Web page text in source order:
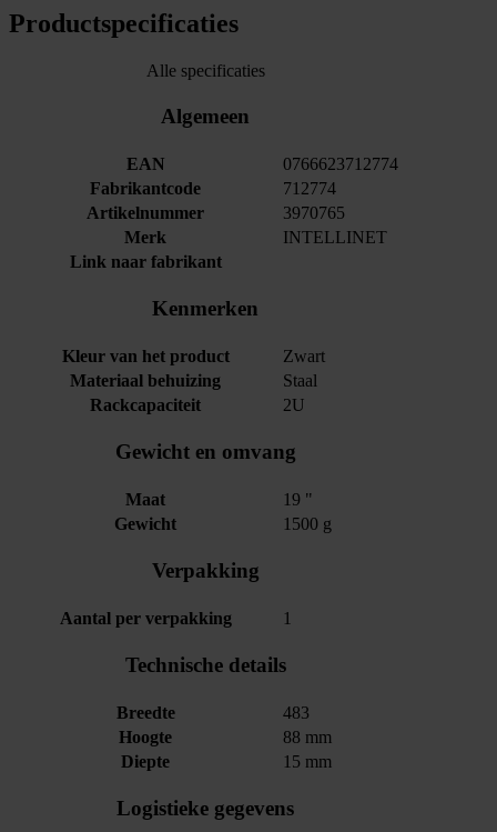
Productspecificaties
Alle specificaties
Algemeen
EAN
0766623712774
Fabrikantcode
712774
Artikelnummer
3970765
Merk
INTELLINET
Link naar fabrikant
Kenmerken
Kleur van het product
Zwart
Materiaal behuizing
Staal
Rackcapaciteit
2U
Gewicht en omvang
Maat
19 "
Gewicht
1500 g
Verpakking
Aantal per verpakking 1
Technische details
Breedte
483
Hoogte
88 mm
Diepte
15 mm
Logistieke gegevens